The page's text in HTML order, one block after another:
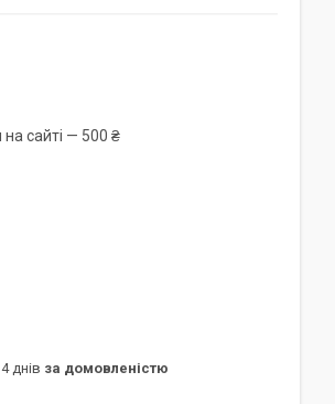
сайті — 500 ₴
днів за домовленістю